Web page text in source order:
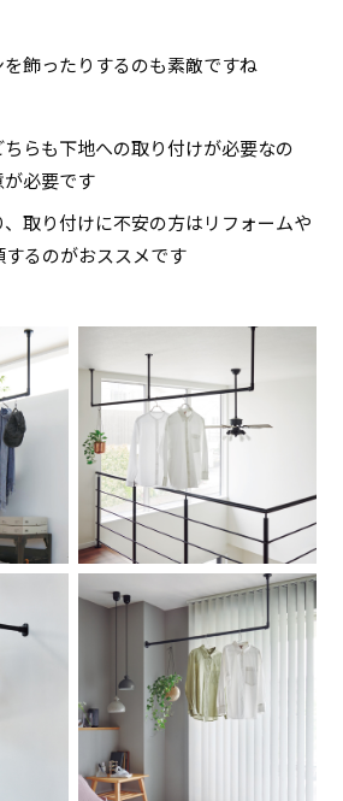
飾ったりするのも素敵ですね
らも下地への取り付けが必要なの
必要です
取り付けに不安の方はリフォームや
るのがおススメです